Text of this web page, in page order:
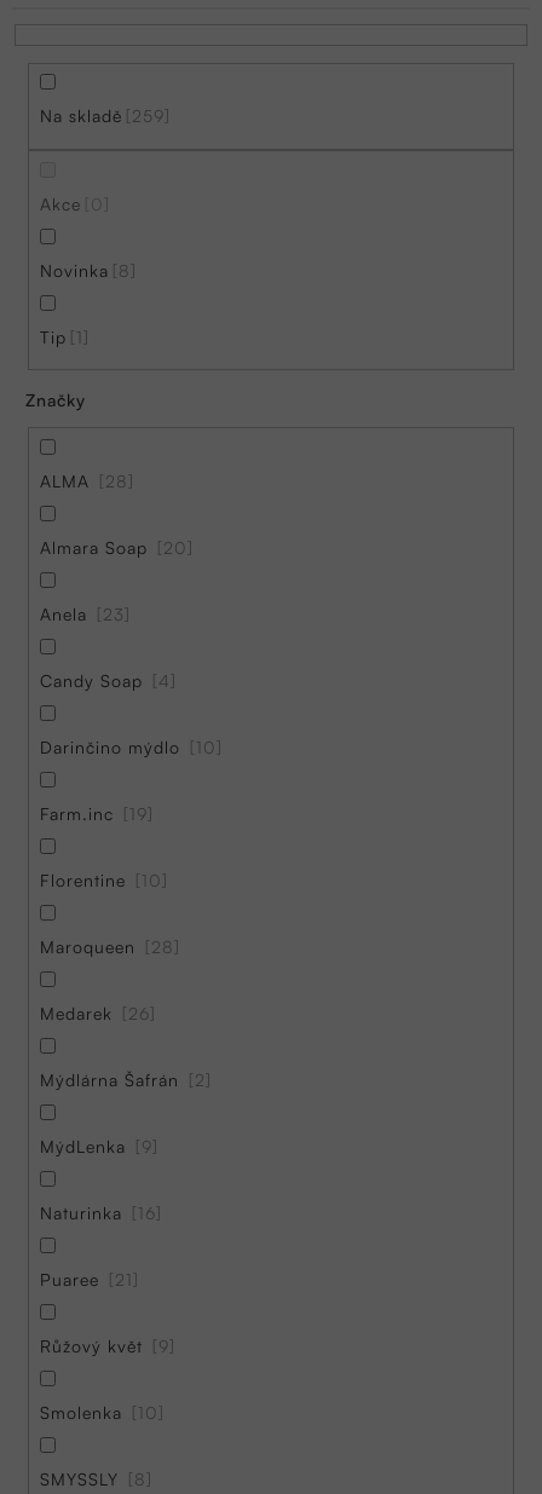
Na skladě 259
Akce 0
Novinka 8
Tip 1
Značky
ALMA 28
Almara Soap 20
Anela 23
Candy Soap 4
Darinčino mýdlo 10
Farm.inc 19
Florentine 10
Maroqueen 28
Medarek 26
Mýdlárna Šafrán 2
MýdLenka 9
Naturinka 16
Puaree 21
Růžový květ 9
Smolenka 10
SMYSSLY 8